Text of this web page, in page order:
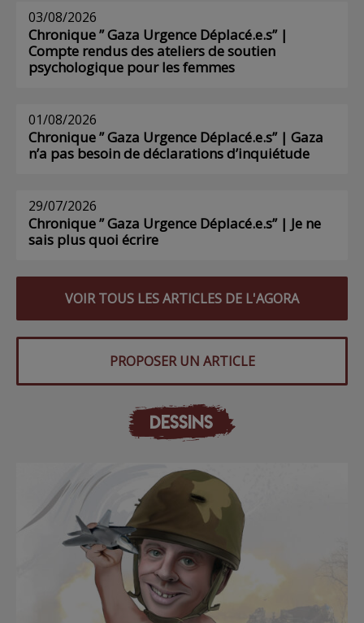
03/08/2026
Chronique ” Gaza Urgence Déplacé.e.s” |
Compte rendus des ateliers de soutien
psychologique pour les femmes
01/08/2026
Chronique ” Gaza Urgence Déplacé.e.s” | Gaza
n’a pas besoin de déclarations d’inquiétude
29/07/2026
Chronique ” Gaza Urgence Déplacé.e.s” | Je ne
sais plus quoi écrire
VOIR TOUS LES ARTICLES DE L'AGORA
PROPOSER UN ARTICLE
DESSINS